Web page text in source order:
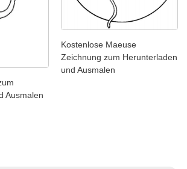
Ausmalen
Kostenlose Maeuse
Zeichnung zum Herunterladen
und Ausmalen